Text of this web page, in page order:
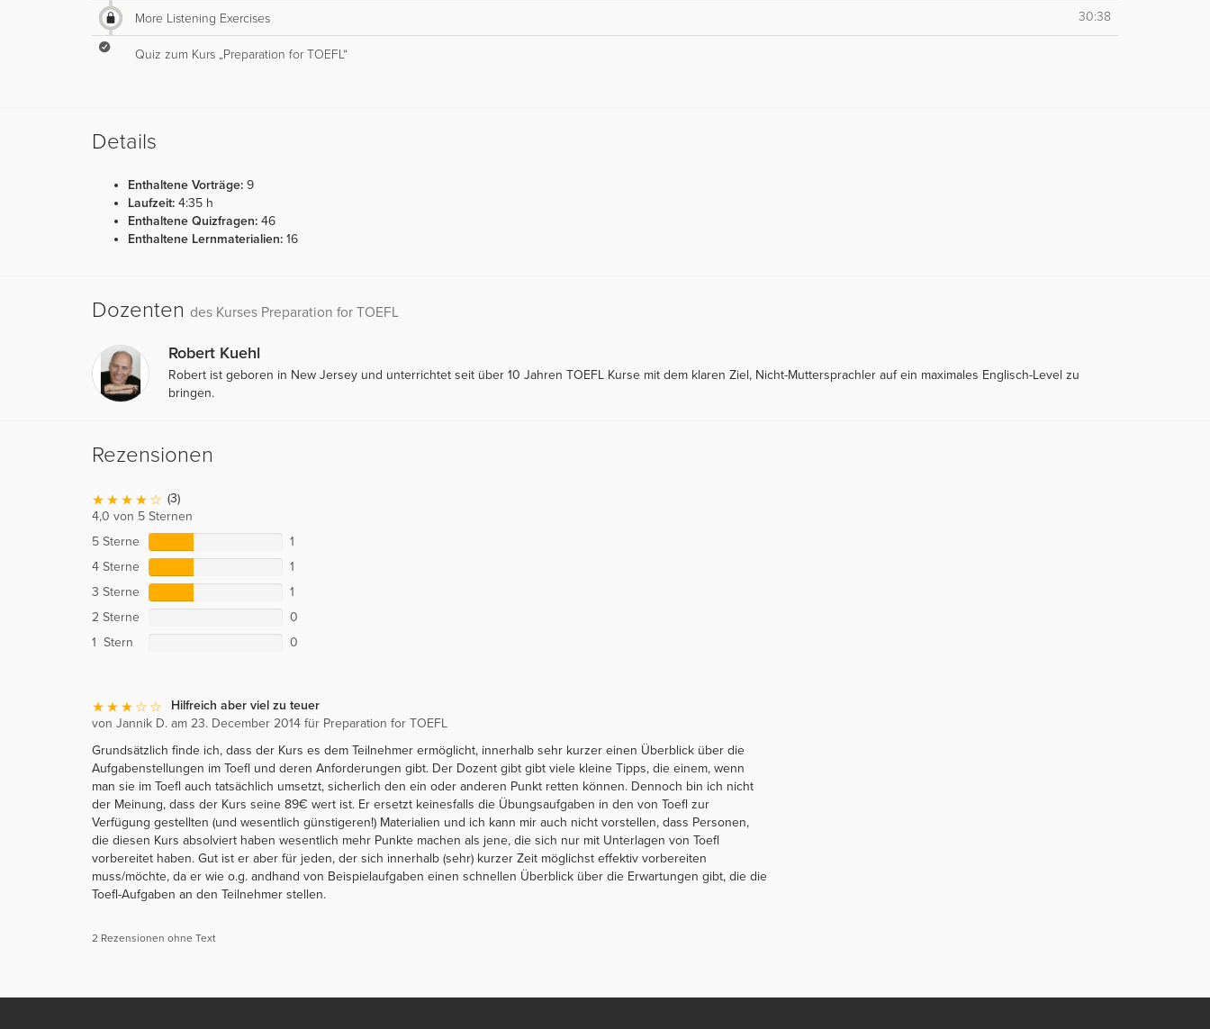
More Listening Exercises 30:38
Quiz zum Kurs „Preparation for TOEFL“
Details
Enthaltene Vorträge: 9
Laufzeit: 4:35 h
Enthaltene Quizfragen: 46
Enthaltene Lernmaterialien: 16
Dozenten des Kurses Preparation for TOEFL
Robert Kuehl
Robert ist geboren in New Jersey und unterrichtet seit über 10 Jahren TOEFL Kurse mit dem klaren Ziel, Nicht-Muttersprachler auf ein maximales Englisch-Level zu
bringen.
Rezensionen
(3)
4,0 von 5 Sternen
5 Sterne
1
4 Sterne
1
3 Sterne
1
2 Sterne
0
1 Stern
0
Hilfreich aber viel zu teuer
von Jannik D. am 23. December 2014 für Preparation for TOEFL
Grundsätzlich finde ich, dass der Kurs es dem Teilnehmer ermöglicht, innerhalb sehr kurzer einen Überblick über die
Aufgabenstellungen im Toefl und deren Anforderungen gibt. Der Dozent gibt gibt viele kleine Tipps, die einem, wenn
man sie im Toefl auch tatsächlich umsetzt, sicherlich den ein oder anderen Punkt retten können. Dennoch bin ich nicht
der Meinung, dass der Kurs seine 89€ wert ist. Er ersetzt keinesfalls die Übungsaufgaben in den von Toefl zur
Verfügung gestellten (und wesentlich günstigeren!) Materialien und ich kann mir auch nicht vorstellen, dass Personen,
die diesen Kurs absolviert haben wesentlich mehr Punkte machen als jene, die sich nur mit Unterlagen von Toefl
vorbereitet haben. Gut ist er aber für jeden, der sich innerhalb (sehr) kurzer Zeit möglichst effektiv vorbereiten
muss/möchte, da er wie o.g. andhand von Beispielaufgaben einen schnellen Überblick über die Erwartungen gibt, die die
Toefl-Aufgaben an den Teilnehmer stellen.
2 Rezensionen ohne Text